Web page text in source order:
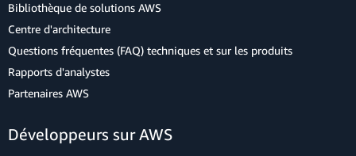
Bibliothèque de solutions AWS
Centre d'architecture
Questions fréquentes (FAQ) techniques et sur les produits
Rapports d'analystes
Partenaires AWS
Développeurs sur AWS